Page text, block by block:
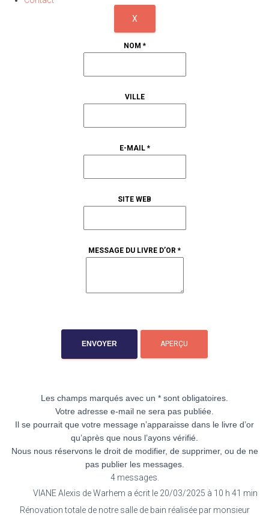
XMASQUER
CE
FORMULAIRE.
NOM *
VILLE
E-MAIL *
SITE WEB
MESSAGE DU LIVRE D’OR *
Les champs marqués avec un * sont obligatoires.
Votre adresse e-mail ne sera pas publiée.
Il se pourrait que votre message n’apparaisse dans le livre d’or
qu’après que nous l’ayons vérifié.
Nous nous réservons le droit de modifier, de supprimer, ou de ne
pas publier les messages.
4 messages.
VIANE Alexis de Warhem a écrit le20/03/2025 à 10 h 41 min
Rénovation totale de notre salle de bain réalisée par monsieur